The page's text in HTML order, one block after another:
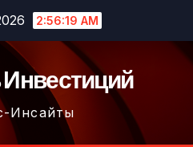
2:56:20 AM
Инсайты